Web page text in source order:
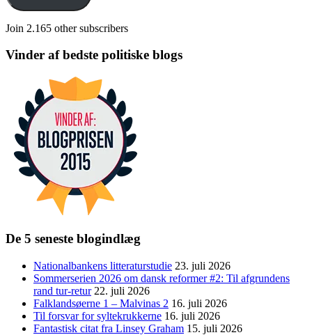
Join 2.165 other subscribers
Vinder af bedste politiske blogs
De 5 seneste blogindlæg
Nationalbankens litteraturstudie 23. juli 2026
Sommerserien 2026 om dansk reformer #2: Til afgrundens
rand tur-retur 22. juli 2026
Falklandsøerne 1 – Malvinas 2 16. juli 2026
Til forsvar for syltekrukkerne 16. juli 2026
Fantastisk citat fra Linsey Graham 15. juli 2026